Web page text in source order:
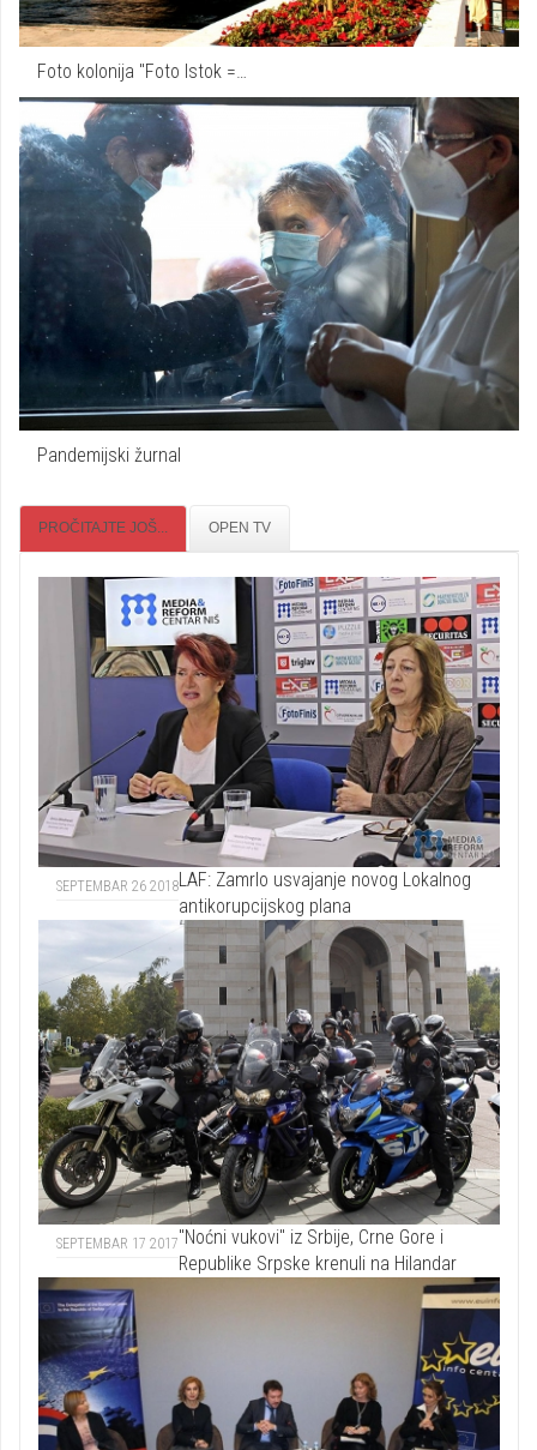
Foto kolonija "Foto Istok =…
Pandemijski žurnal
PROČITAJTE JOŠ... OPEN TV
SEPTEMBAR 26 2018LAF: Zamrlo usvajanje novog Lokalnog
antikorupcijskog plana
SEPTEMBAR 17 2017"Noćni vukovi" iz Srbije, Crne Gore i
Republike Srpske krenuli na Hilandar